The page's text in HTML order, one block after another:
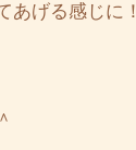
あげる感じに！